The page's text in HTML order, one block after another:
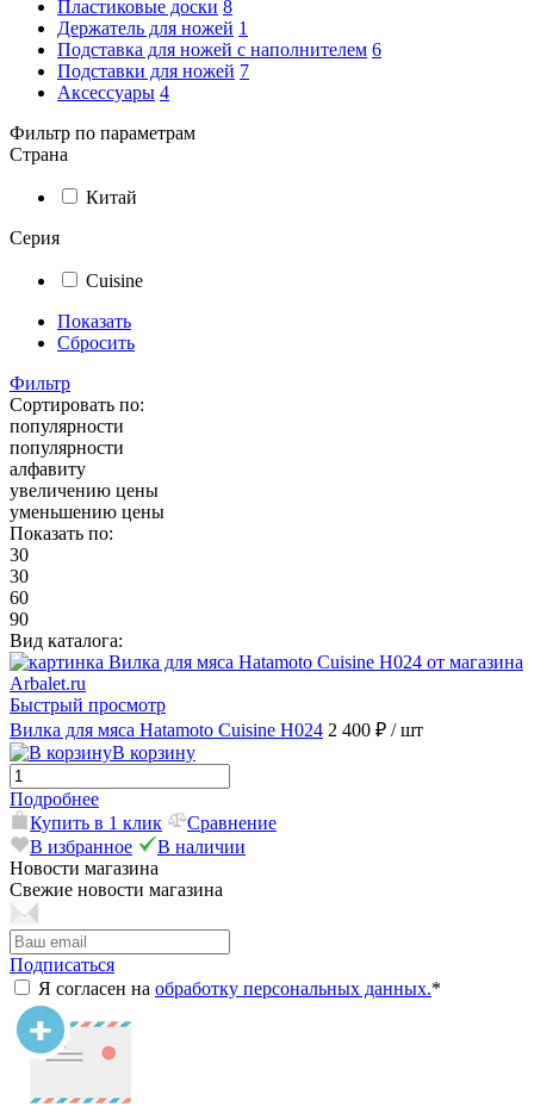
Пластиковые доски 8
Держатель для ножей 1
Подставка для ножей с наполнителем 6
Подставки для ножей 7
Аксессуары 4
Фильтр по параметрам
Страна
Китай
Серия
Cuisine
Показать
Сбросить
Фильтр
Сортировать по:
популярности
популярности
алфавиту
увеличению цены
уменьшению цены
Показать по:
30
30
60
90
Вид каталога:
Быстрый просмотр
Вилка для мяса Hatamoto Cuisine H024 2 400 ₽ / шт
В корзину
Подробнее
Купить в 1 клик
Сравнение
В избранное
В наличии
Новости магазина
Свежие новости магазина
Подписаться
Я согласен на обработку персональных данных.*